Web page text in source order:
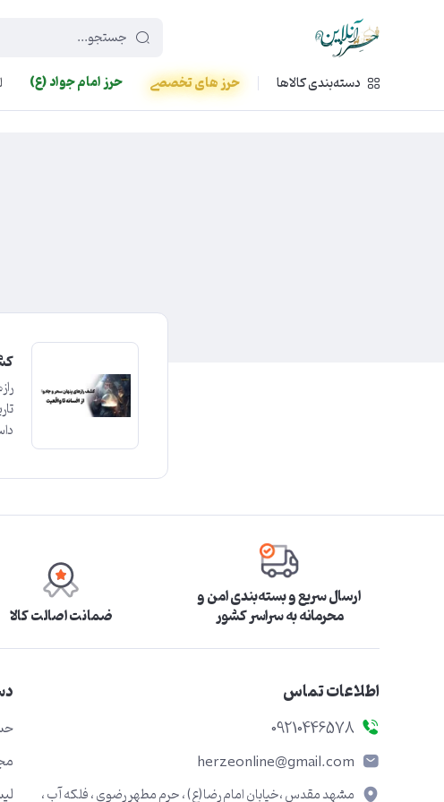
449f43cf-3da2-4422-bb12-2566cb5b8b05
دسته‌بندی کالاها
حرز های تخصصی حرز امام جواد (ع)
ارسال سریع و بسته‌بندی امن و
محرمانه به سراسر کشور ضمانت اصالت کالا
اطلاعات تماس
09210446578
herzeonline@gmail.com
مشهد مقدس ،خیابان امام رضا(ع) ، حرم مطهر رضوی ، فلکه آب ،